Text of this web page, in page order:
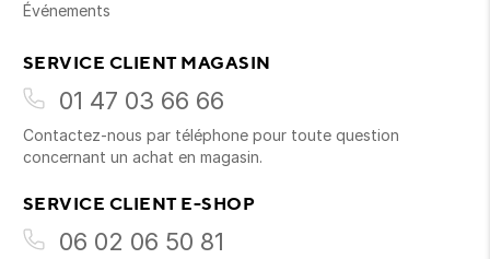
Événements
SERVICE CLIENT MAGASIN
01 47 03 66 66
Contactez-nous par téléphone pour toute question
concernant un achat en magasin.
SERVICE CLIENT E-SHOP
06 02 06 50 81